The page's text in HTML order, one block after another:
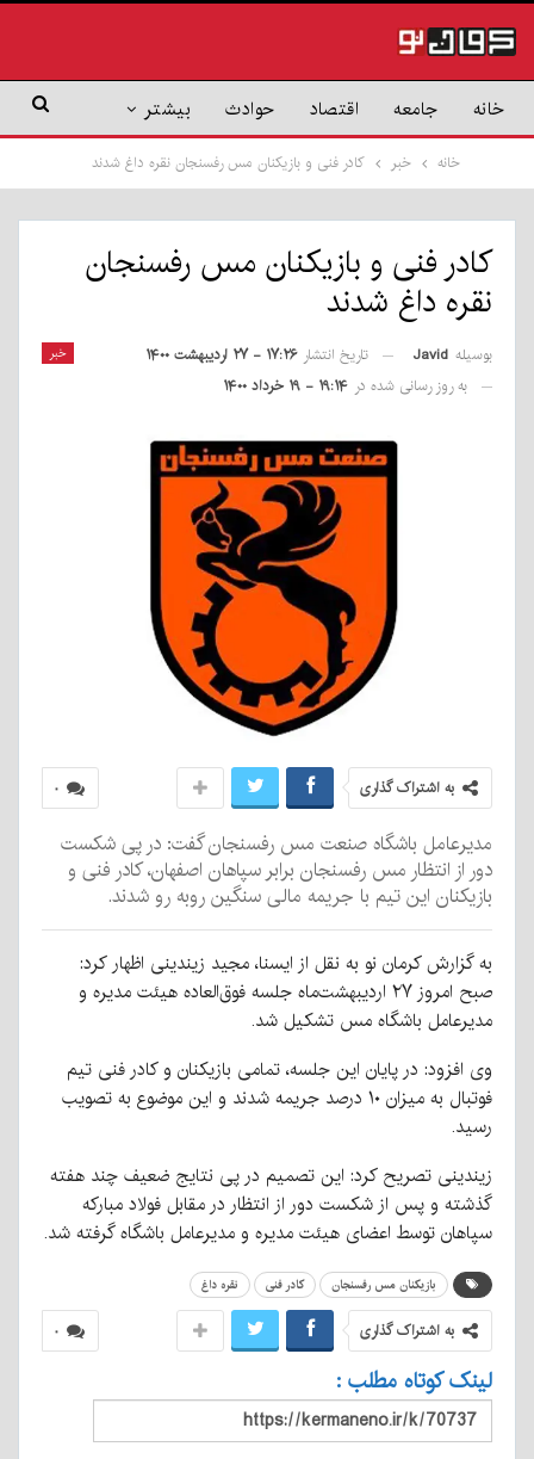
خانه جامعه اقتصاد حوادث بیشتر
خانه خبر کادر فنی و بازیکنان مس رفسنجان نقره داغ شدند
کادر فنی و بازیکنان مس رفسنجان
نقره داغ شدند
خبر بوسیله Javid تاریخ انتشار ۱۷:۲۶ - ۲۷ اردیبهشت ۱۴۰۰
به روز رسانی شده در ۱۹:۱۴ - ۱۹ خرداد ۱۴۰۰
۰ به اشتراک گذاری
مدیرعامل باشگاه صنعت مس رفسنجان گفت: در پی شکست
دور از انتظار مس رفسنجان برابر سپاهان اصفهان، کادر فنی و
بازیکنان این تیم با جریمه مالی سنگین روبه رو شدند.
به گزارش کرمان نو به نقل از ایسنا، مجید زیندینی اظهار کرد:
صبح امروز ۲۷ اردیبهشت‌ماه جلسه‌ فوق‌العاده هیئت مدیره و
مدیرعامل باشگاه مس تشکیل شد.
وی افزود: در پایان این جلسه، تمامی بازیکنان و کادر فنی تیم
فوتبال به میزان ۱۰ درصد جریمه شدند و این موضوع به تصویب
رسید.
زیندینی تصریح کرد: این تصمیم در پی نتایج ضعیف چند هفته
گذشته و پس از شکست دور از انتظار در مقابل فولاد مبارکه
سپاهان توسط اعضای هیئت مدیره و مدیرعامل باشگاه گرفته شد.
بازیکنان مس رفسنجان کادر فنی نقره داغ
۰ به اشتراک گذاری
لینک کوتاه مطلب :